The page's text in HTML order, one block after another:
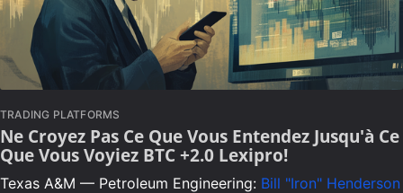
TRADING PLATFORMS
Ne Croyez Pas Ce Que Vous Entendez Jusqu'à Ce
Que Vous Voyiez BTC +2.0 Lexipro!
Texas A&M — Petroleum Engineering: Bill "Iron" Henderson